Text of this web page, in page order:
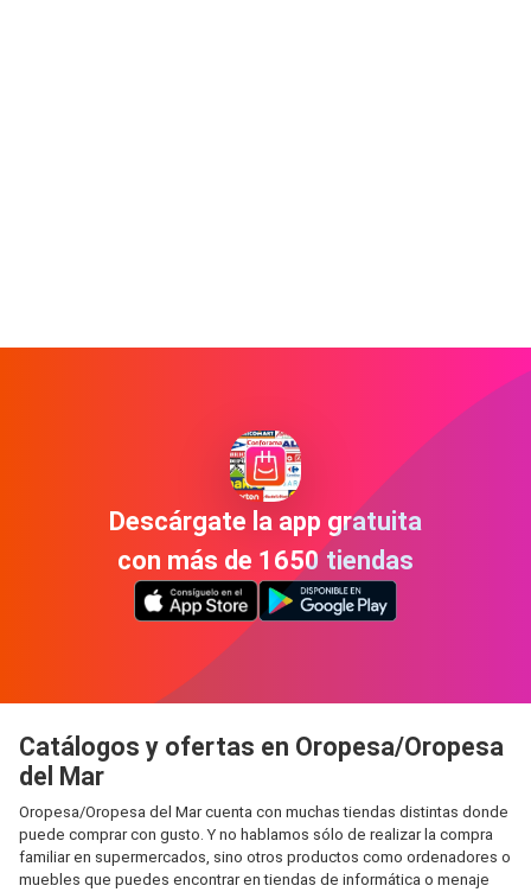
Descárgate la app gratuita
con más de 1650 tiendas
Catálogos y ofertas en Oropesa/Oropesa
del Mar
Oropesa/Oropesa del Mar cuenta con muchas tiendas distintas donde
puede comprar con gusto. Y no hablamos sólo de realizar la compra
familiar en supermercados, sino otros productos como ordenadores o
muebles que puedes encontrar en tiendas de informática o menaje